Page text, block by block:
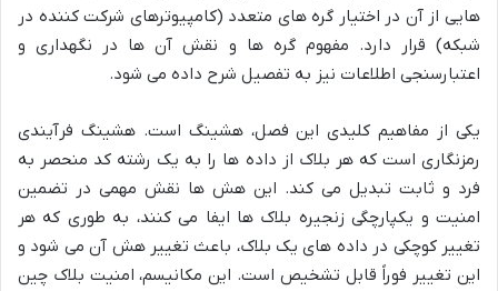
هایی از آن در اختیار گره های متعدد (کامپیوترهای شرکت کننده در
شبکه) قرار دارد. مفهوم گره ها و نقش آن ها در نگهداری و
اعتبارسنجی اطلاعات نیز به تفصیل شرح داده می شود.
یکی از مفاهیم کلیدی این فصل، هشینگ است. هشینگ فرآیندی
رمزنگاری است که هر بلاک از داده ها را به یک رشته کد منحصر به
فرد و ثابت تبدیل می کند. این هش ها نقش مهمی در تضمین
امنیت و یکپارچگی زنجیره بلاک ها ایفا می کنند، به طوری که هر
تغییر کوچکی در داده های یک بلاک، باعث تغییر هش آن می شود و
این تغییر فوراً قابل تشخیص است. این مکانیسم، امنیت بلاک چین